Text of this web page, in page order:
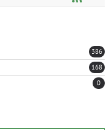
386
168
0